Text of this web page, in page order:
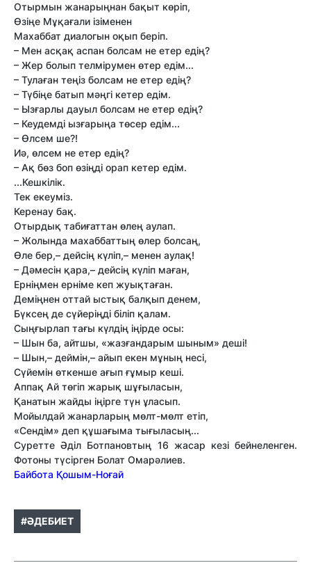
Отырмын жанарыңнан бақыт көрiп,
Өзiңе Мұқағали iзiменен
Махаббат диалогын оқып берiп.
– Мен асқақ аспан болсам не етер едiң?
– Жер болып телмiрумен өтер едiм...
– Тулаған теңiз болсам не етер едiң?
– Түбiңе батып мәңгi кетер едiм.
– Ызғарлы дауыл болсам не етер едiң?
– Кеудемдi ызғарыңа төсер едiм...
– Өлсем ше?!
Иә, өлсем не етер едiң?
– Ақ бөз боп өзiңдi орап кетер едiм.
...Кешкiлiк.
Тек екеумiз.
Керенау бақ.
Отырдық табиғаттан өлең аулап.
– Жолында махаббаттың өлер болсаң,
Өле бер,– дейсiң күлiп,– менен аулақ!
– Дәмесiн қара,– дейсiң күлiп маған,
Ернiңмен ернiме кеп жуықтаған.
Демiңнен оттай ыстық балқып денем,
Бүксең де сүйерiңдi бiлiп қалам.
Сыңғырлап тағы күлдiң iңiрде осы:
– Шын ба, айтшы, «жазғандарым шыным» дешi!
– Шын,– деймiн,– айып екен мұның несi,
Сүйемiн өткенше ағып ғұмыр кешi.
Аппақ Ай төгiп жарық шұғыласын,
Қанатын жайды iңiрге түн ұласып.
Мойылдай жанарларың мөлт-мөлт етiп,
«Сендiм» деп құшағыма тығыласың...
Суретте Әділ Ботпановтың 16 жасар кезі бейнеленген.
Фотоны түсірген Болат Омарәлиев.
Байбота Қошым-Ноғай
#ӘДЕБИЕТ